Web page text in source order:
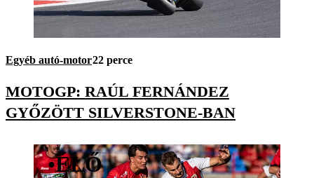
Egyéb autó-motor22 perce
MOTOGP: RAÚL FERNÁNDEZ
GYŐZÖTT SILVERSTONE-BAN
•ÉLŐ